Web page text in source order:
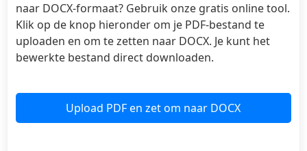
naar DOCX-formaat? Gebruik onze gratis online tool.
Klik op de knop hieronder om je PDF-bestand te
uploaden en om te zetten naar DOCX. Je kunt het
bewerkte bestand direct downloaden.
Upload PDF en zet om naar DOCX